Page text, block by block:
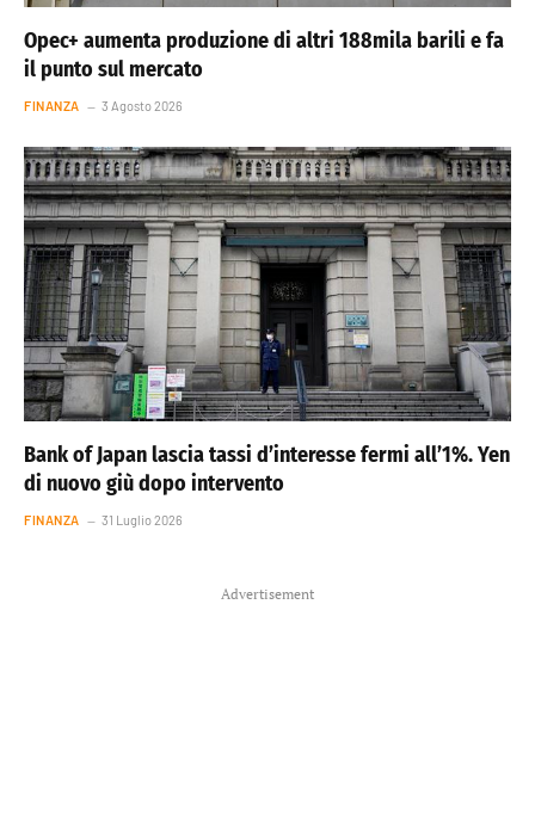
Opec+ aumenta produzione di altri 188mila barili e fa
il punto sul mercato
FINANZA 3 Agosto 2026
Bank of Japan lascia tassi d’interesse fermi all’1%. Yen
di nuovo giù dopo intervento
FINANZA 31 Luglio 2026
Advertisement